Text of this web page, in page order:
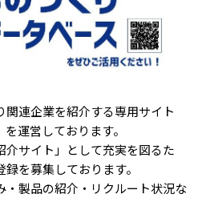
連企業を紹介する専用サイト
運営しております。
サイト」として充実を図るた
を募集しております。
製品の紹介・リクルート状況な